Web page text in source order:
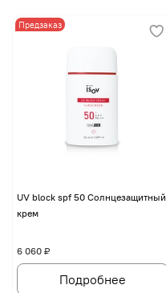
Предзаказ
UV block spf 50 Солнцезащитный
крем
6 060 ₽
Подробнее